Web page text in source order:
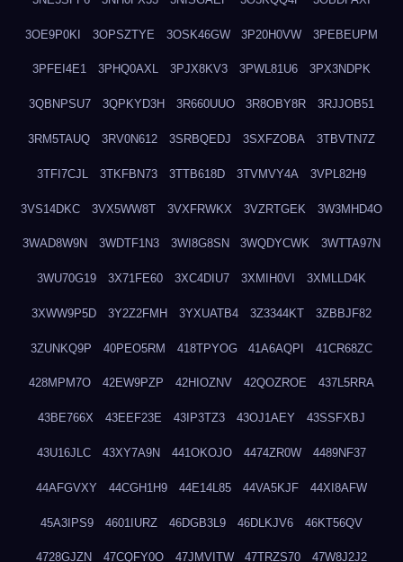
3OE9P0KI 3OPSZTYE 3OSK46GW 3P20H0VW 3PEBEUPM
3PFEI4E1 3PHQ0AXL 3PJX8KV3 3PWL81U6 3PX3NDPK
3QBNPSU7 3QPKYD3H 3R660UUO 3R8OBY8R 3RJJOB51
3RM5TAUQ 3RV0N612 3SRBQEDJ 3SXFZOBA 3TBVTN7Z
3TFI7CJL 3TKFBN73 3TTB618D 3TVMVY4A 3VPL82H9
3VS14DKC 3VX5WW8T 3VXFRWKX 3VZRTGEK 3W3MHD4O
3WAD8W9N 3WDTF1N3 3WI8G8SN 3WQDYCWK 3WTTA97N
3WU70G19 3X71FE60 3XC4DIU7 3XMIH0VI 3XMLLD4K
3XWW9P5D 3Y2Z2FMH 3YXUATB4 3Z3344KT 3ZBBJF82
3ZUNKQ9P 40PEO5RM 418TPYOG 41A6AQPI 41CR68ZC
428MPM7O 42EW9PZP 42HIOZNV 42QOZROE 437L5RRA
43BE766X 43EEF23E 43IP3TZ3 43OJ1AEY 43SSFXBJ
43U16JLC 43XY7A9N 441OKOJO 4474ZR0W 4489NF37
44AFGVXY 44CGH1H9 44E14L85 44VA5KJF 44XI8AFW
45A3IPS9 4601IURZ 46DGB3L9 46DLKJV6 46KT56QV
4728GJZN 47CQFY0O 47JMVITW 47TRZS70 47W8J2J2